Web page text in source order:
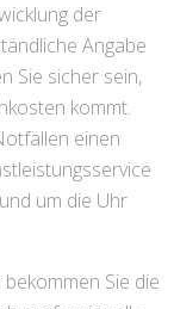
der
Angabe
Sie sicher sein,
kommt.
einen
um die Uhr
Sie die